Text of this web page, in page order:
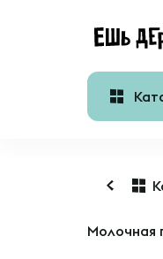
Молочная